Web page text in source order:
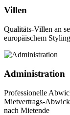
Villen
Qualitäts-Villen an
europäischem Styling
Administration
Professionelle
Mietvertrags-
nach Mietende